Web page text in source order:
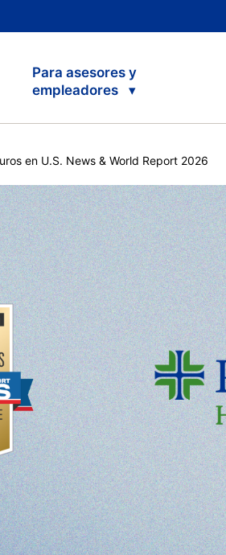
Para asesores y
empleadores
en U.S. News & World Report 2026